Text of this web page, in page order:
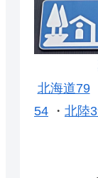
北海道79
54 ・ 北陸